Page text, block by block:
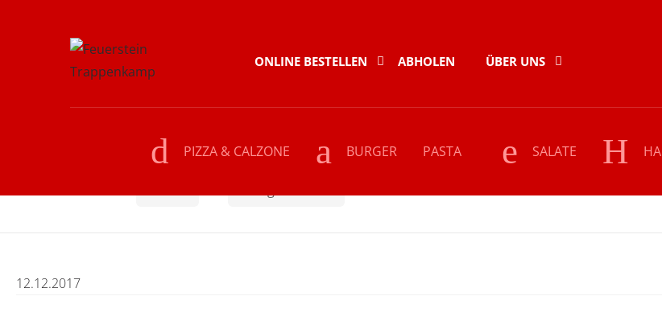
Skip
to
Skip
to
ONLINE BESTELLEN ABHOLEN ÜBER UNS
PIZZA & CALZONE BURGER PASTA SALATE
12.12.2017